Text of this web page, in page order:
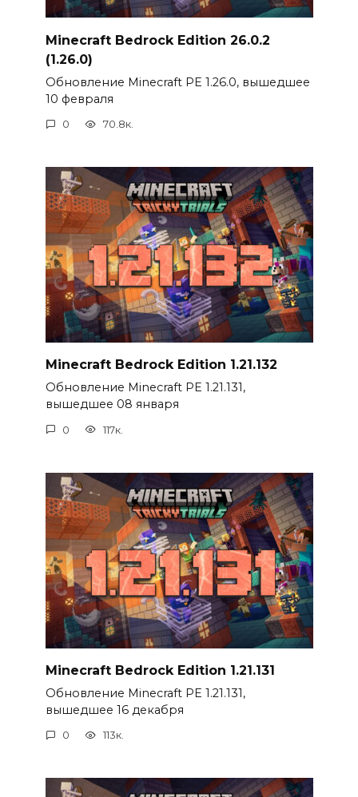
Minecraft Bedrock Edition 26.0.2
(1.26.0)
Обновление Minecraft PE 1.26.0, вышедшее
10 февраля
0 70.8к.
Minecraft Bedrock Edition 1.21.132
Обновление Minecraft PE 1.21.131,
вышедшее 08 января
0 117к.
Minecraft Bedrock Edition 1.21.131
Обновление Minecraft PE 1.21.131,
вышедшее 16 декабря
0 113к.